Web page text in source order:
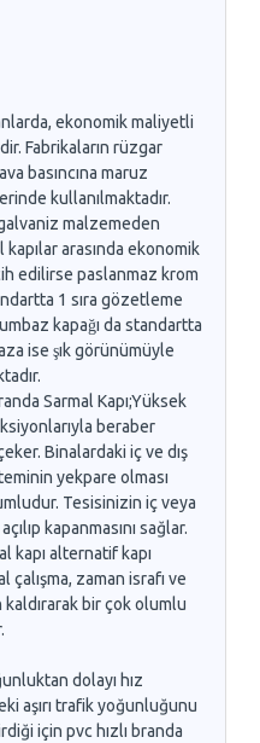
ekonomik maliyetli
Fabrikaların rüzgar
basıncına maruz
kullanılmaktadır.
malzemeden
arasında ekonomik
edilirse paslanmaz krom
1 sıra gözetleme
kapağı da standartta
ise şık görünümüyle
Sarmal Kapı;Yüksek
beraber
Binalardaki iç ve dış
yekpare olması
Tesisinizin iç veya
kapanmasını sağlar.
kapı alternatif kapı
çalışma, zaman israfı ve
kaldırarak bir çok olumlu
dolayı hız
aşırı trafik yoğunluğunu
için pvc hızlı branda